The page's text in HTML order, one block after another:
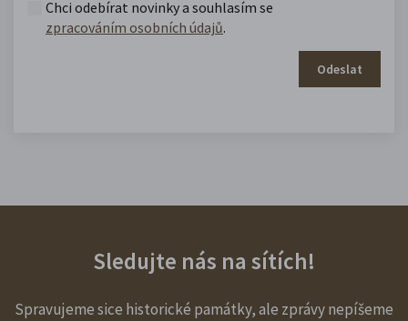
Chci odebírat novinky a souhlasím se
zpracováním osobních údajů.
Odeslat
Sledujte nás na sítích!
Spravujeme sice historické památky, ale zprávy nepíšeme